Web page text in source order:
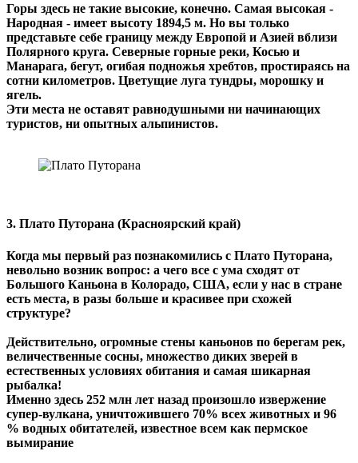
Горы здесь не такие высокие, конечно. Самая высокая -
Народная - имеет высоту 1894,5 м. Но вы только
представьте себе границу между Европой и Азией вблизи
Полярного круга. Северные горные реки, Косью и
Манарага, бегут, огибая подножья хребтов, простираясь на
сотни километров. Цветущие луга тундры, морошку и
ягель.
Эти места не оставят равнодушными ни начинающих
туристов, ни опытных альпинистов.
3. Плато Путорана (Красноярский край)
Когда мы первый раз познакомились с Плато Путорана,
невольно возник вопрос: а чего все с ума сходят от
Большого Каньона в Колорадо, США, если у нас в стране
есть места, в разы больше и красивее при схожей
структуре?
Действительно, огромные стены каньонов по берегам рек,
величественные сосны, множество диких зверей в
естественных условиях обитания и самая шикарная
рыбалка!
Именно здесь 252 млн лет назад произошло извержение
супер-вулкана, уничтожившего 70% всех животных и 96
% водных обитателей, известное всем как пермское
вымирание